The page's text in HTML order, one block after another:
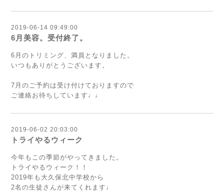
2019-06-14 09:49:00
6月美容。受付終了。
6月のトリミング、満員となりました。
いつもありがとうございます。
7月のご予約は受け付けておりますので
ご連絡お待ちしています♩♩
2019-06-02 20:03:00
トライやるウィーク
今年もこの季節がやってきました。
トライやるウィーク！！
2019年も大久保北中学校から
2名の生徒さんが来てくれます♩